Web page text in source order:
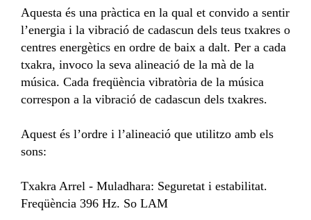
Aquesta és una pràctica en la qual et convido a sentir
l’energia i la vibració de cadascun dels teus txakres o
centres energètics en ordre de baix a dalt. Per a cada
txakra, invoco la seva alineació de la mà de la
música. Cada freqüència vibratòria de la música
correspon a la vibració de cadascun dels txakres.
Aquest és l’ordre i l’alineació que utilitzo amb els
sons:
Txakra Arrel - Muladhara: Seguretat i estabilitat.
Freqüència 396 Hz. So LAM